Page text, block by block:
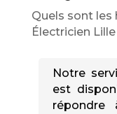
Quels sont les
Électricien
Notre
est
répondre